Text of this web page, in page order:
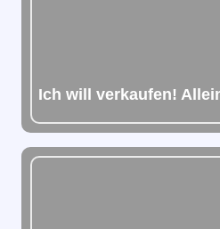
Ich will verkaufen!